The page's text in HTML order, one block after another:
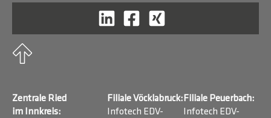
Zentrale Ried
im Innkreis:
Filiale Vöcklabruck:
Infotech EDV-
Filiale Peuerbach:
Infotech EDV-